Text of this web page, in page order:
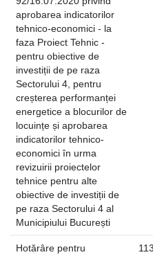
aprobarea indicatorilor
tehnico-economici - la
faza Proiect Tehnic -
pentru obiective de
investiții de pe raza
Sectorului 4, pentru
creșterea performanței
energetice a blocurilor de
locuințe și aprobarea
indicatorilor tehnico-
economici în urma
revizuirii proiectelor
tehnice pentru alte
obiective de investiții de
pe raza Sectorului 4 al
Municipiului București
Hotărâre pentru
113